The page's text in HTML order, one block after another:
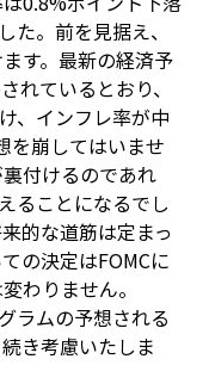
た。前を見据え、
す。最新の経済予
れているとおり、
、インフレ率が中
を崩してはいませ
付けるのであれ
ることになるでし
的な道筋は定まっ
の決定はFOMCに
わりません。
ラムの予想される
き考慮いたしま